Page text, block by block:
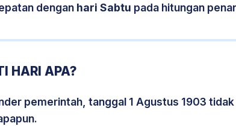
dengan hari Sabtu pada hitungan
HARI APA?
pemerintah, tanggal 1 Agustus 1903